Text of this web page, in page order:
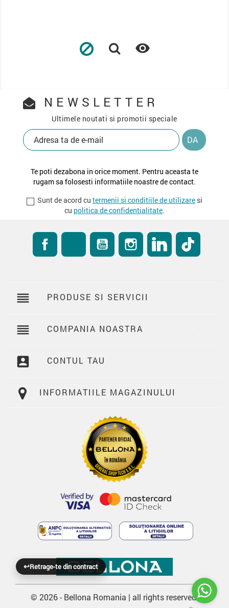
NEWSLETTER
Ultimele noutati si promotii speciale
Te poti dezabona in orice moment. Pentru aceasta te
rugam sa folosesti informatiile noastre de contact.
Sunt de acord cu termenii si conditiile de utilizare si
cu politica de confidentialitate.
FacebookRSS YouTube InstagramLinkedIn
reorder PRODUSE SI SERVICII
reorder COMPANIA NOASTRA
account_box CONTUL TAU
INFORMATIILE MAGAZINULUI
↩Retrage-te din contract
© 2026 - Bellona Romania | all rights reserved.